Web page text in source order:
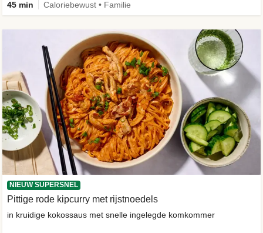
45 min Caloriebewust • Familie
NIEUW SUPERSNEL
Pittige rode kipcurry met rijstnoedels
in kruidige kokossaus met snelle ingelegde komkommer